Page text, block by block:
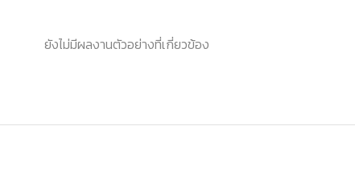
ยังไม่มีผลงานตัวอย่างที่เกี่ยวข้อง